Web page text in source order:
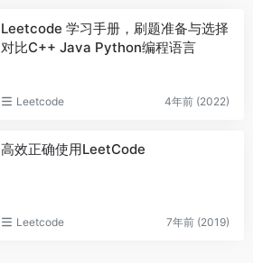
Leetcode 学习手册，刷题准备与选择
对比C++ Java Python编程语言
Leetcode 4年前 (2022)
高效正确使用LeetCode
Leetcode 7年前 (2019)